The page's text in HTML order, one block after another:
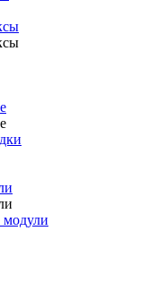
модули